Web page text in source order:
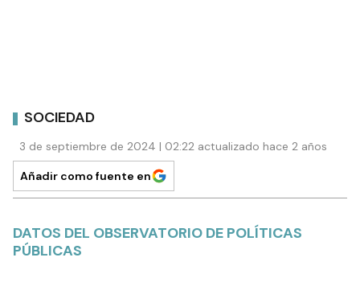
SOCIEDAD
3 de septiembre de 2024 | 02:22 actualizado hace 2 años
Añadir como fuente en
DATOS DEL OBSERVATORIO DE POLÍTICAS
PÚBLICAS